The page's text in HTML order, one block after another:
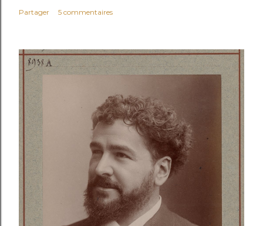
Partager 5 commentaires